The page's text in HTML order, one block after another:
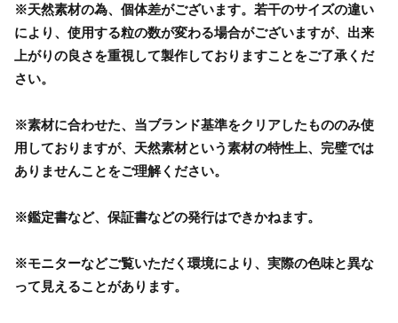
※天然素材の為、個体差がございます。若干のサイズの違い
により、使用する粒の数が変わる場合がございますが、出来
上がりの良さを重視して製作しておりますことをご了承くだ
さい。
※素材に合わせた、当ブランド基準をクリアしたもののみ使
用しておりますが、天然素材という素材の特性上、完璧では
ありませんことをご理解ください。
※鑑定書など、保証書などの発行はできかねます。
※モニターなどご覧いただく環境により、実際の色味と異な
って見えることがあります。